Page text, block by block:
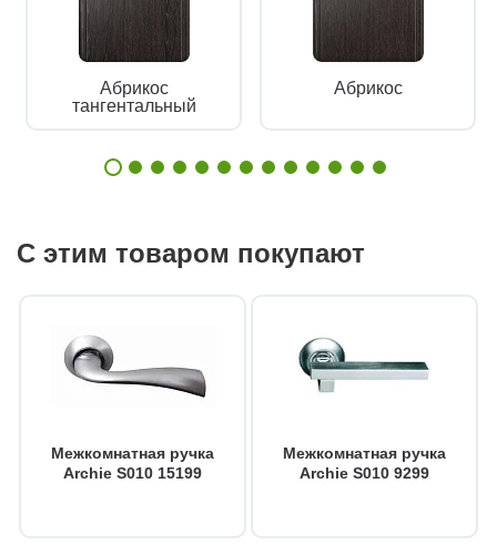
Абрикос
тангентальный
Абрикос
С этим товаром покупают
Межкомнатная ручка
Archie S010 15199
Межкомнатная ручка
Archie S010 9299